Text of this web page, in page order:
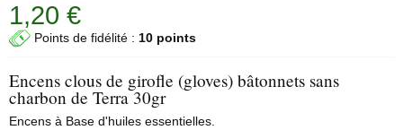
1,20 €
Points de fidélité : 10 points
Encens clous de girofle (gloves) bâtonnets sans
charbon de Terra 30gr
Encens à Base d'huiles essentielles.